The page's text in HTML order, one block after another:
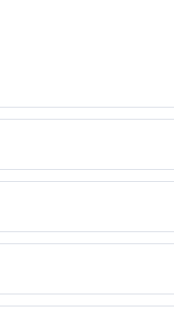
szminka, która nie ściera
po to, abyś mogła bawić
Nylon-611/
Silica Silylate, Phenoxyethanol,
Benzyl Alcohol, Tin Oxide,
Ci 77492, Ci 77499 / Iron